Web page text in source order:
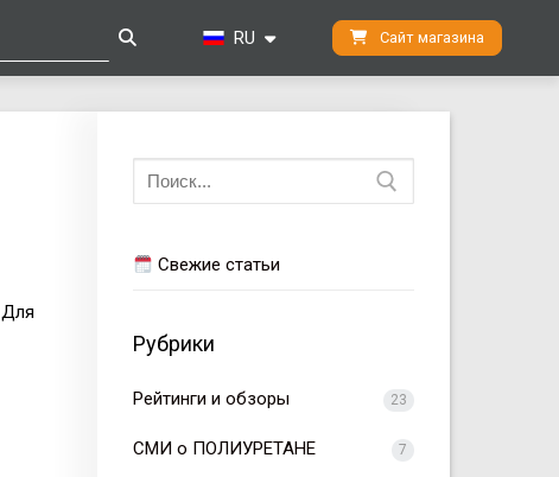
RU Сайт магазина
Для
Искать:
Свежие статьи
Рубрики
Рейтинги и обзоры 23
СМИ о ПОЛИУРЕТАНЕ 7